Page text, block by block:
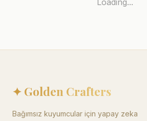
Loading...
✦ Golden Crafters
Bağımsız kuyumcular için yapay zeka